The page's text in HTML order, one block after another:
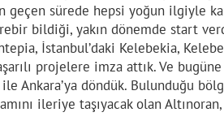
geçen sürede hepsi yoğun ilgiyle
bildiği, yakın dönemde start
İstanbul’daki Kelebekia,
projelere imza attık. Ve
ile Ankara’ya döndük. Bulunduğu
ileriye taşıyacak olan